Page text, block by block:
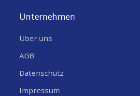
Unternehmen
Über uns
AGB
Datenschutz
Impressum